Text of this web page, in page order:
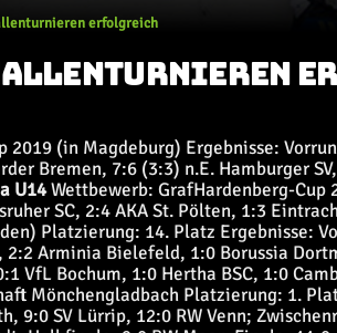
erfolgreich
2019 (in Magdeburg) Ergebnisse:
Bremen, 7:6 (3:3) n.E. Hamburger
U14Wettbewerb: GrafHardenberg-Cup
SC, 2:4 AKA St. Pölten, 1:3
Platzierung: 14. Platz Ergebnisse:
2:2 Arminia Bielefeld, 1:0 Borussia
VfL Bochum, 1:0 Hertha BSC, 1:0
Mönchengladbach Platzierung: 1.
9:0 SV Lürrip, 12:0 RW Venn;